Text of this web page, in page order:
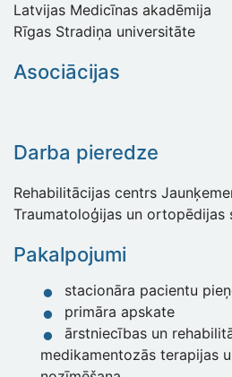
Latvijas Medicīnas akadēmija
Rīgas Stradiņa universitāte
Asociācijas
Darba pieredze
Rehabilitācijas centrs
Traumatoloģijas un ortopēdijas
Pakalpojumi
stacionāra pacientu
primāra apskate
ārstniecības un
medikamentozās terapijas